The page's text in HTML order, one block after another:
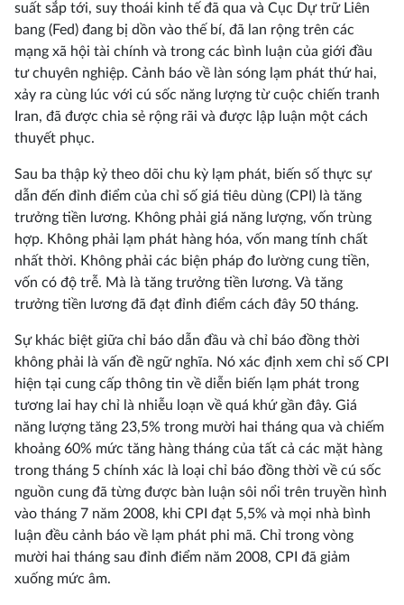
suất sắp tới, suy thoái kinh tế đã qua và Cục Dự trữ Liên
bang (Fed) đang bị dồn vào thế bí, đã lan rộng trên các
mạng xã hội tài chính và trong các bình luận của giới đầu
tư chuyên nghiệp. Cảnh báo về làn sóng lạm phát thứ hai,
xảy ra cùng lúc với cú sốc năng lượng từ cuộc chiến tranh
Iran, đã được chia sẻ rộng rãi và được lập luận một cách
thuyết phục.
Sau ba thập kỷ theo dõi chu kỳ lạm phát, biến số thực sự
dẫn đến đỉnh điểm của chỉ số giá tiêu dùng (CPI) là tăng
trưởng tiền lương. Không phải giá năng lượng, vốn trùng
hợp. Không phải lạm phát hàng hóa, vốn mang tính chất
nhất thời. Không phải các biện pháp đo lường cung tiền,
vốn có độ trễ. Mà là tăng trưởng tiền lương. Và tăng
trưởng tiền lương đã đạt đỉnh điểm cách đây 50 tháng.
Sự khác biệt giữa chỉ báo dẫn đầu và chỉ báo đồng thời
không phải là vấn đề ngữ nghĩa. Nó xác định xem chỉ số CPI
hiện tại cung cấp thông tin về diễn biến lạm phát trong
tương lai hay chỉ là nhiễu loạn về quá khứ gần đây. Giá
năng lượng tăng 23,5% trong mười hai tháng qua và chiếm
khoảng 60% mức tăng hàng tháng của tất cả các mặt hàng
trong tháng 5 chính xác là loại chỉ báo đồng thời về cú sốc
nguồn cung đã từng được bàn luận sôi nổi trên truyền hình
vào tháng 7 năm 2008, khi CPI đạt 5,5% và mọi nhà bình
luận đều cảnh báo về lạm phát phi mã. Chỉ trong vòng
mười hai tháng sau đỉnh điểm năm 2008, CPI đã giảm
xuống mức âm.